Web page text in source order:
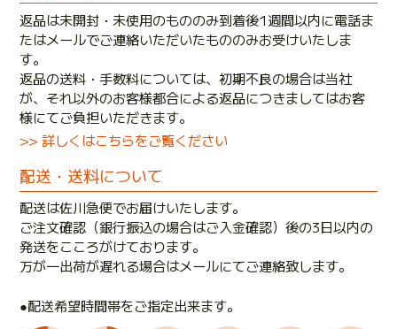
返品は未開封・未使用のもののみ到着後1週間以内に電話ま
たはメールでご連絡いただいたもののみお受けいたしま
す。
返品の送料・手数料については、初期不良の場合は当社
が、それ以外のお客様都合による返品につきましてはお客
様にてご負担いただきます。
>> 詳しくはこちらをご覧ください
配送・送料について
配送は佐川急便でお届けいたします。
ご注文確認（銀行振込の場合はご入金確認）後の3日以内の
発送をこころがけております。
万が一出荷が遅れる場合はメールにてご連絡致します。
●配送希望時間帯をご指定出来ます。